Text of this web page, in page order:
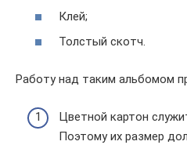
Клей;
Толстый скотч.
Работу над таким альбомом
Цветной картон
Поэтому их размер